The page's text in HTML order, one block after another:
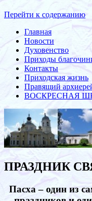
Перейти к содержанию
Главная
Новости
Духовенство
Приходы
Контакты
Приходская жизнь
Правящий
ВОСКРЕСНАЯ
ПРАЗДНИК
Пасха – один из